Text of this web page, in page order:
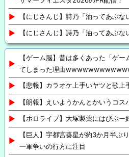
【にじさんじ】詩乃「油ってあぶな
【にじさんじ】詩乃「油ってあぶな
【ゲーム脳】昔は多くあった「ゲ
てしまった理由
【悲報】カラオケ上手いヤツと歌
【朗報】えいようかんとかいうコス
【ホロライブ】大塚製薬にはびぶ
【巨人】宇都宮葵星が約3か月半ぶ
一軍争いの行方に注目